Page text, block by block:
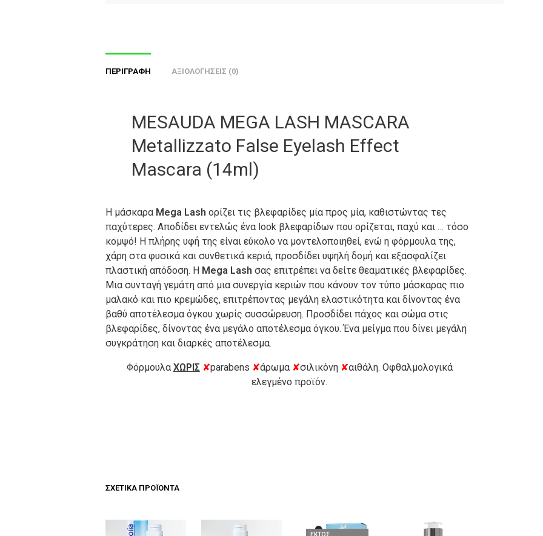
ΠΕΡΙΓΡΑΦΉ ΑΞΙΟΛΟΓΉΣΕΙΣ (0)
MESAUDA MEGA LASH MASCARA
Metallizzato False Eyelash Effect
Mascara (14ml)
Η μάσκαρα Mega Lash ορίζει τις βλεφαρίδες μία προς μία, καθιστώντας τες
παχύτερες. Αποδίδει εντελώς ένα look βλεφαρίδων που ορίζεται, παχύ και … τόσο
κομψό! Η πλήρης υφή της είναι εύκολο να μοντελοποιηθεί, ενώ η φόρμουλα της,
χάρη στα φυσικά και συνθετικά κεριά, προσδίδει υψηλή δομή και εξασφαλίζει
πλαστική απόδοση. Η Mega Lash σας επιτρέπει να δείτε θεαματικές βλεφαρίδες.
Μια συνταγή γεμάτη από μια συνεργία κεριών που κάνουν τον τύπο μάσκαρας πιο
μαλακό και πιο κρεμώδες, επιτρέποντας μεγάλη ελαστικότητα και δίνοντας ένα
βαθύ αποτέλεσμα όγκου χωρίς συσσώρευση. Προσδίδει πάχος και σώμα στις
βλεφαρίδες, δίνοντας ένα μεγάλο αποτέλεσμα όγκου. Ένα μείγμα που δίνει μεγάλη
συγκράτηση και διαρκές αποτέλεσμα.
Φόρμουλα ΧΩΡΙΣ ✘parabens ✘άρωμα ✘σιλικόνη ✘αιθάλη. Οφθαλμολογικά
ελεγμένο προϊόν.
ΣΧΕΤΙΚΆ ΠΡΟΪΌΝΤΑ
ΕΚΤΌΣ